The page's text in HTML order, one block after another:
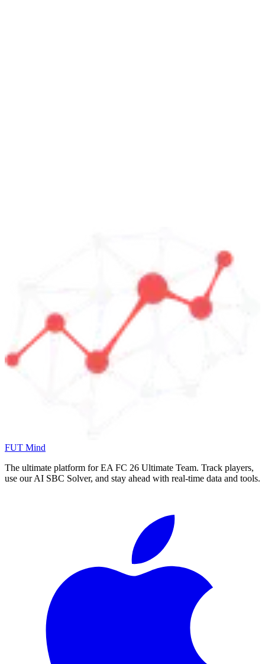
FUT Mind
The ultimate platform for EA FC 26 Ultimate Team. Track players,
use our AI SBC Solver, and stay ahead with real-time data and tools.